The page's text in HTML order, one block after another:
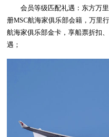
会员等级匹配礼遇：东方万
册MSC航海家俱乐部会籍，万里
航海家俱乐部金卡，享船票折扣
遇；